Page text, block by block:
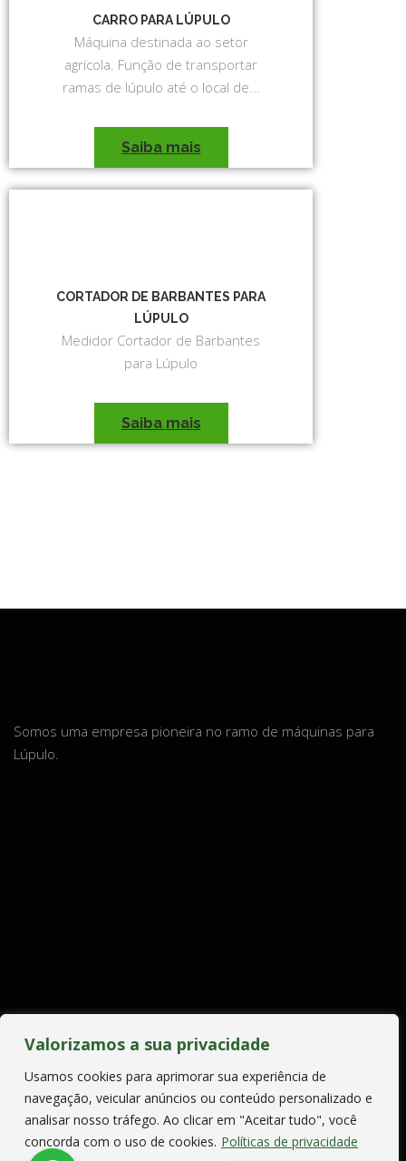
Valorizamos a sua privacidade
Usamos cookies para aprimorar sua experiência de
navegação, veicular anúncios ou conteúdo personalizado e
analisar nosso tráfego. Ao clicar em "Aceitar tudo", você
concorda com o uso de cookies. Políticas de privacidade
CARRO PARA LÚPULO
Máquina destinada ao setor
agrícola. Função de transportar
ramas de lúpulo até o local de...
Saiba mais
CORTADOR DE BARBANTES PARA
LÚPULO
Medidor Cortador de Barbantes
para Lúpulo
Saiba mais
Somos uma empresa pioneira no ramo de máquinas para
Lúpulo.